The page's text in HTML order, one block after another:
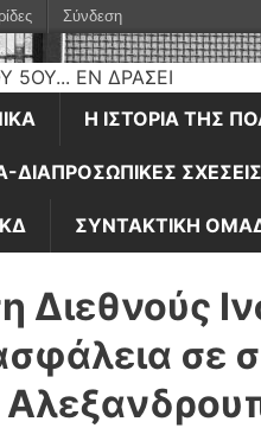
Η ΙΣΤΟΡΊΑ ΤΗΣ
ΔΙΑΠΡΟΣΩΠΙΚΈΣ
ΣΥΝΤΑΚΤΙΚΉ
σε
Σύνδεση